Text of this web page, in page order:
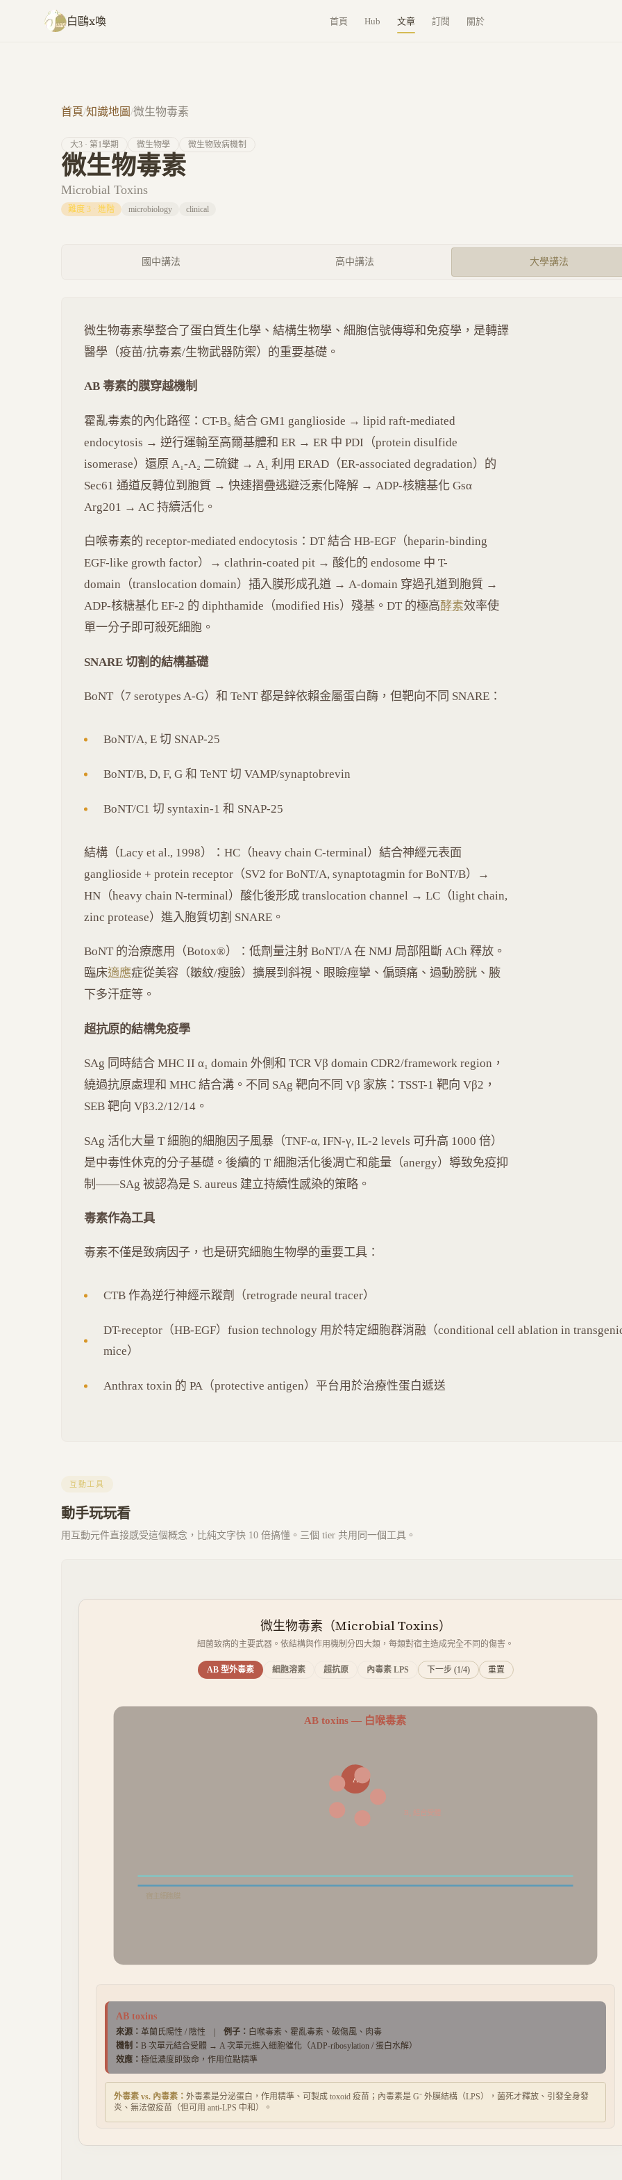
跳至主要內容
白鷗x喚 首頁 Hub 文章 訂閱 關於
首頁/知識地圖/微生物毒素
大3 · 第1學期 微生物學 微生物致病機制
微生物毒素
Microbial Toxins
難度 3 · 進階 microbiology clinical
國中講法 高中講法 大學講法
微生物毒素學整合了蛋白質生化學、結構生物學、細胞信號傳導和免疫學，是轉譯
醫學（疫苗/抗毒素/生物武器防禦）的重要基礎。
AB 毒素的膜穿越機制
霍亂毒素的內化路徑：CT-B₅ 結合 GM1 ganglioside → lipid raft-mediated
endocytosis → 逆行運輸至高爾基體和 ER → ER 中 PDI（protein disulfide
isomerase）還原 A₁-A₂ 二硫鍵 → A₁ 利用 ERAD（ER-associated degradation）的
Sec61 通道反轉位到胞質 → 快速摺疊逃避泛素化降解 → ADP-核糖基化 Gsα
Arg201 → AC 持續活化。
白喉毒素的 receptor-mediated endocytosis：DT 結合 HB-EGF（heparin-binding
EGF-like growth factor）→ clathrin-coated pit → 酸化的 endosome 中 T-
domain（translocation domain）插入膜形成孔道 → A-domain 穿過孔道到胞質 →
ADP-核糖基化 EF-2 的 diphthamide（modified His）殘基。DT 的極高酵素效率使
單一分子即可殺死細胞。
SNARE 切割的結構基礎
BoNT（7 serotypes A-G）和 TeNT 都是鋅依賴金屬蛋白酶，但靶向不同 SNARE：
BoNT/A, E 切 SNAP-25
BoNT/B, D, F, G 和 TeNT 切 VAMP/synaptobrevin
BoNT/C1 切 syntaxin-1 和 SNAP-25
結構（Lacy et al., 1998）：HC（heavy chain C-terminal）結合神經元表面
ganglioside + protein receptor（SV2 for BoNT/A, synaptotagmin for BoNT/B）→
HN（heavy chain N-terminal）酸化後形成 translocation channel → LC（light chain,
zinc protease）進入胞質切割 SNARE。
BoNT 的治療應用（Botox®）：低劑量注射 BoNT/A 在 NMJ 局部阻斷 ACh 釋放。
臨床適應症從美容（皺紋/瘦臉）擴展到斜視、眼瞼痙攣、偏頭痛、過動膀胱、腋
下多汗症等。
超抗原的結構免疫學
SAg 同時結合 MHC II α₁ domain 外側和 TCR Vβ domain CDR2/framework region，
繞過抗原處理和 MHC 結合溝。不同 SAg 靶向不同 Vβ 家族：TSST-1 靶向 Vβ2，
SEB 靶向 Vβ3.2/12/14。
SAg 活化大量 T 細胞的細胞因子風暴（TNF-α, IFN-γ, IL-2 levels 可升高 1000 倍）
是中毒性休克的分子基礎。後續的 T 細胞活化後凋亡和能量（anergy）導致免疫抑
制——SAg 被認為是 S. aureus 建立持續性感染的策略。
毒素作為工具
毒素不僅是致病因子，也是研究細胞生物學的重要工具：
CTB 作為逆行神經示蹤劑（retrograde neural tracer）
DT-receptor（HB-EGF）fusion technology 用於特定細胞群消融（conditional cell ablation in
mice）
Anthrax toxin 的 PA（protective antigen）平台用於治療性蛋白遞送
互動工具
動手玩玩看
用互動元件直接感受這個概念，比純文字快 10 倍搞懂。三個 tier 共用同一個工具。
微生物毒素（Microbial Toxins）
細菌致病的主要武器。依結構與作用機制分四大類，每類對宿主造成完全不同的傷害。
AB 型外毒素 細胞溶素 超抗原 內毒素 LPS 下一步 (1/4) 重置
AB toxins — 白喉毒素
宿主細胞膜
A
B₅ 結合受體
AB toxins
來源： 革蘭氏陽性 / 陰性 例子： 白喉毒素、霍亂毒素、破傷風、肉毒
機制： B 次單元結合受體 → A 次單元進入細胞催化（ADP-ribosylation / 蛋白水解）
效應： 極低濃度即致命，作用位點精準
外毒素 vs. 內毒素： 外毒素是分泌蛋白，作用精準、可製成 toxoid 疫苗；內毒素是 G⁻ 外膜結構（LPS），菌死才釋放、引發全身發
炎、無法做疫苗（但可用 anti-LPS 中和）。